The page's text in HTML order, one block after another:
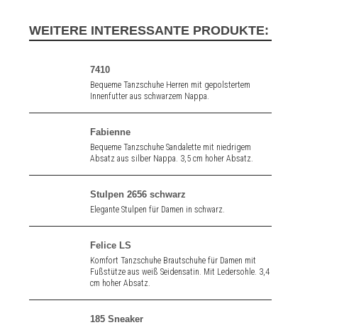
WEITERE INTERESSANTE PRODUKTE:
7410
Bequeme Tanzschuhe Herren mit gepolstertem
Innenfutter aus schwarzem Nappa.
Fabienne
Bequeme Tanzschuhe Sandalette mit niedrigem
Absatz aus silber Nappa. 3,5 cm hoher Absatz.
Stulpen 2656 schwarz
Elegante Stulpen für Damen in schwarz.
Felice LS
Komfort Tanzschuhe Brautschuhe für Damen mit
Fußstütze aus weiß Seidensatin. Mit Ledersohle. 3,4
cm hoher Absatz.
185 Sneaker